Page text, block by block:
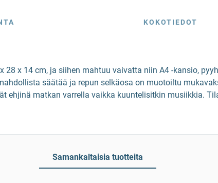
KOKOTIEDOT
x 14 cm, ja siihen mahtuu vaivatta niin A4 -kansio,
säätää ja repun selkäosa on muotoiltu
ehjinä matkan varrella vaikka kuuntelisitkin musiikkia.
Samankaltaisia tuotteita